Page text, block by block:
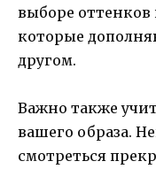
выборе оттенков
которые
другом.
Важно также
вашего образа.
смотреться